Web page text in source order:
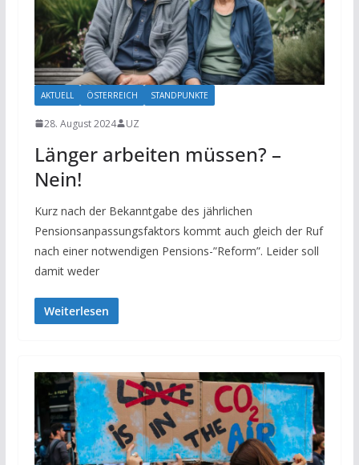
AKTUELL ÖSTERREICH STANDPUNKTE
28. August 2024 UZ
Länger arbeiten müssen? –
Nein!
Kurz nach der Bekanntgabe des jährlichen
Pensionsanpassungsfaktors kommt auch gleich der Ruf
nach einer notwendigen Pensions-”Reform”. Leider soll
damit weder
Weiterlesen